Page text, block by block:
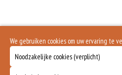
We gebruiken cookies om uw ervaring te
Noodzakelijke cookies (verplicht)